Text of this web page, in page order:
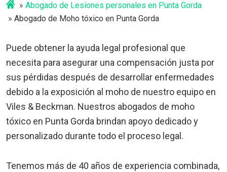
Abogado de Lesiones personales en Punta Gorda
Abogado de Moho tóxico en Punta Gorda
Puede obtener la ayuda legal profesional que
necesita para asegurar una compensación justa por
sus pérdidas después de desarrollar enfermedades
debido a la exposición al moho de nuestro equipo en
Viles & Beckman. Nuestros abogados de moho
tóxico en Punta Gorda brindan apoyo dedicado y
personalizado durante todo el proceso legal.
Tenemos más de 40 años de experiencia combinada,